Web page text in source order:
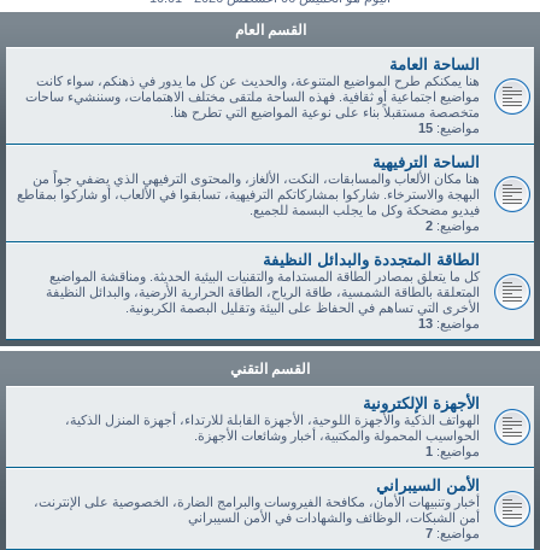
القسم العام
الساحة العامة
هنا يمكنكم طرح المواضيع المتنوعة، والحديث عن كل ما يدور في ذهنكم، سواء كانت
مواضيع اجتماعية أو ثقافية. فهذه الساحة ملتقى مختلف الاهتمامات، وسننشيء ساحات
متخصصة مستقبلاً بناء على نوعية المواضيع التي تطرح هنا.
مواضيع: 15
الساحة الترفيهية
هنا مكان الألعاب والمسابقات، النكت، الألغاز، والمحتوى الترفيهي الذي يضفي جواً من
البهجة والاسترخاء. شاركوا بمشاركاتكم الترفيهية، تسابقوا في الألعاب، أو شاركوا بمقاطع
فيديو مضحكة وكل ما يجلب البسمة للجميع.
مواضيع: 2
الطاقة المتجددة والبدائل النظيفة
كل ما يتعلق بمصادر الطاقة المستدامة والتقنيات البيئية الحديثة. ومناقشة المواضيع
المتعلقة بالطاقة الشمسية، طاقة الرياح، الطاقة الحرارية الأرضية، والبدائل النظيفة
الأخرى التي تساهم في الحفاظ على البيئة وتقليل البصمة الكربونية.
مواضيع: 13
القسم التقني
الأجهزة الإلكترونية
الهواتف الذكية والأجهزة اللوحية، الأجهزة القابلة للارتداء، أجهزة المنزل الذكية،
الحواسيب المحمولة والمكتبية، أخبار وشائعات الأجهزة.
مواضيع: 1
الأمن السيبراني
أخبار وتنبيهات الأمان، مكافحة الفيروسات والبرامج الضارة، الخصوصية على الإنترنت،
أمن الشبكات، الوظائف والشهادات في الأمن السيبراني
مواضيع: 7